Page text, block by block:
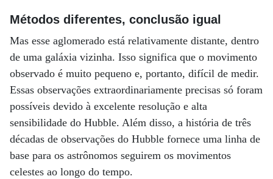
Métodos diferentes, conclusão igual
Mas esse aglomerado está relativamente distante, dentro
de uma galáxia vizinha. Isso significa que o movimento
observado é muito pequeno e, portanto, difícil de medir.
Essas observações extraordinariamente precisas só foram
possíveis devido à excelente resolução e alta
sensibilidade do Hubble. Além disso, a história de três
décadas de observações do Hubble fornece uma linha de
base para os astrônomos seguirem os movimentos
celestes ao longo do tempo.